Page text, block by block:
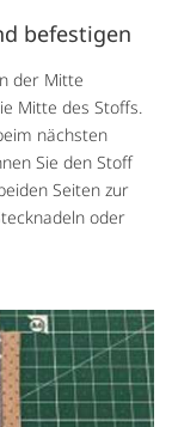
befestigen
der Mitte
Mitte des Stoffs.
nächsten
Sie den Stoff
Seiten zur
oder